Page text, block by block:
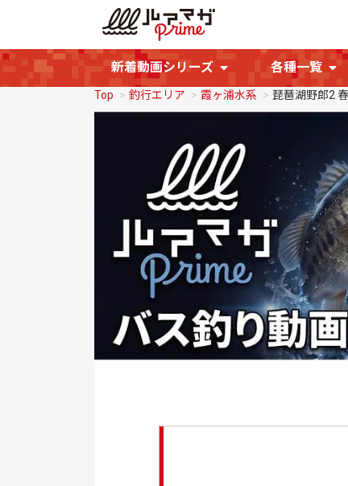
新着動画シリーズ 各種一覧
Top 釣行エリア 霞ヶ浦水系 琵琶湖野郎2 春